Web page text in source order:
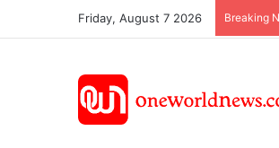
Friday, August 7 2026 Breaking